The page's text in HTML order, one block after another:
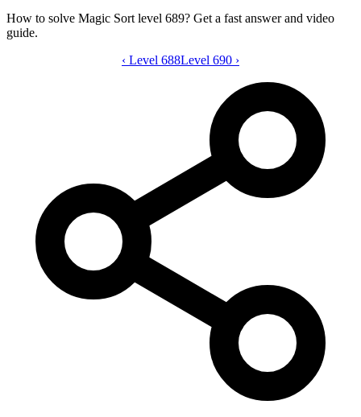
How to solve Magic Sort level 689? Get a fast answer and video
guide.
Magic Sort level 689 video guide
‹ Level 688Level 690 ›